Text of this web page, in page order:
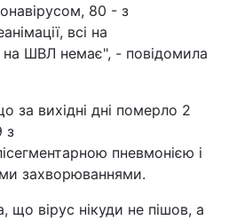
80 - з
всі на
на ШВЛ немає", - повідомила
за вихідні дні померло 2
з
пневмонією і
захворюваннями.
що вірус нікуди не пішов, а